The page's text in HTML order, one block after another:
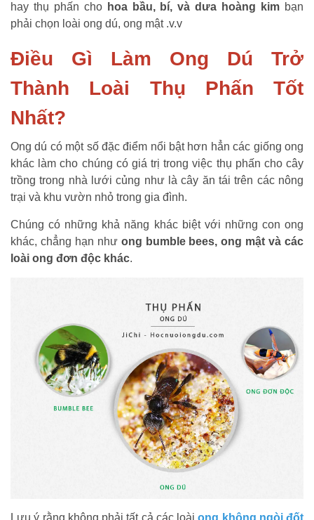
hay thụ phấn cho hoa bầu, bí, và dưa hoàng kim bạn
phải chọn loài ong dú, ong mật .v.v
Điều Gì Làm Ong Dú Trở
Thành Loài Thụ Phấn Tốt
Nhất?
Ong dú có một số đặc điểm nổi bật hơn hẳn các giống ong
khác làm cho chúng có giá trị trong việc thụ phấn cho cây
trồng trong nhà lưới củng như là cây ăn tái trên các nông
trại và khu vườn nhỏ trong gia đình.
Chúng có những khả năng khác biệt với những con ong
khác, chẳng hạn như ong bumble bees, ong mật và các
loài ong đơn độc khác.